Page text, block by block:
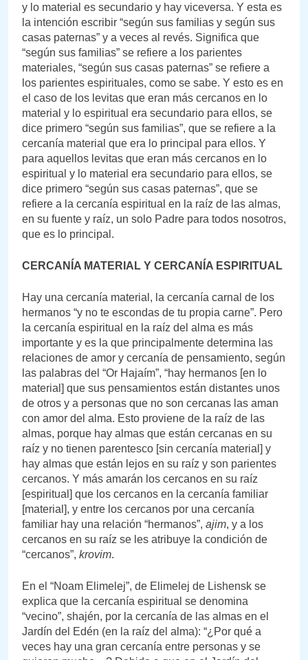
y lo material es secundario y hay viceversa. Y esta es
la intención escribir “según sus familias y según sus
casas paternas” y a veces al revés. Significa que
“según sus familias” se refiere a los parientes
materiales, “según sus casas paternas” se refiere a
los parientes espirituales, como se sabe. Y esto es en
el caso de los levitas que eran más cercanos en lo
material y lo espiritual era secundario para ellos, se
dice primero “según sus familias”, que se refiere a la
cercanía material que era lo principal para ellos. Y
para aquellos levitas que eran más cercanos en lo
espiritual y lo material era secundario para ellos, se
dice primero “según sus casas paternas”, que se
refiere a la cercanía espiritual en la raíz de las almas,
en su fuente y raíz, un solo Padre para todos nosotros,
que es lo principal.
CERCANÍA MATERIAL Y CERCANÍA ESPIRITUAL
Hay una cercanía material, la cercanía carnal de los
hermanos “y no te escondas de tu propia carne”. Pero
la cercanía espiritual en la raíz del alma es más
importante y es la que principalmente determina las
relaciones de amor y cercanía de pensamiento, según
las palabras del “Or Hajaím”, “hay hermanos [en lo
material] que sus pensamientos están distantes unos
de otros y a personas que no son cercanas las aman
con amor del alma. Esto proviene de la raíz de las
almas, porque hay almas que están cercanas en su
raíz y no tienen parentesco [sin cercanía material] y
hay almas que están lejos en su raíz y son parientes
cercanos. Y más amarán los cercanos en su raíz
[espiritual] que los cercanos en la cercanía familiar
[material], y entre los cercanos por una cercanía
familiar hay una relación “hermanos”, ajim, y a los
cercanos en su raíz se les atribuye la condición de
“cercanos”, krovim.
En el “Noam Elimelej”, de Elimelej de Lishensk se
explica que la cercanía espiritual se denomina
“vecino”, shajén, por la cercanía de las almas en el
Jardín del Edén (en la raíz del alma): “¿Por qué a
veces hay una gran cercanía entre personas y se